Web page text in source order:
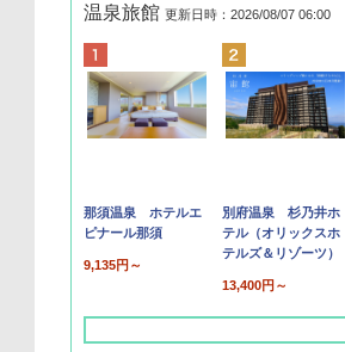
温泉旅館 更新日時：2026/08/07 06:00
那須温泉 ホテルエ
ピナール那須
9,135円～
別府温泉 杉乃井ホ
テル（オリックスホ
テルズ＆リゾーツ）
13,400円～